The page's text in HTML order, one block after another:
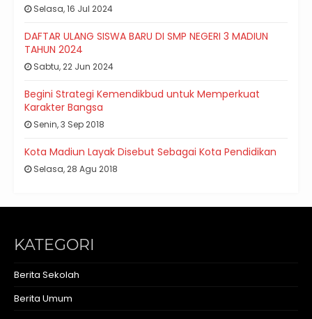
Selasa, 16 Jul 2024
DAFTAR ULANG SISWA BARU DI SMP NEGERI 3 MADIUN
TAHUN 2024
Sabtu, 22 Jun 2024
Begini Strategi Kemendikbud untuk Memperkuat
Karakter Bangsa
Senin, 3 Sep 2018
Kota Madiun Layak Disebut Sebagai Kota Pendidikan
Selasa, 28 Agu 2018
KATEGORI
Berita Sekolah
Berita Umum